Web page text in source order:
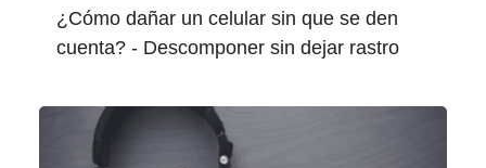
¿Cómo dañar un celular sin que se den
cuenta? - Descomponer sin dejar rastro